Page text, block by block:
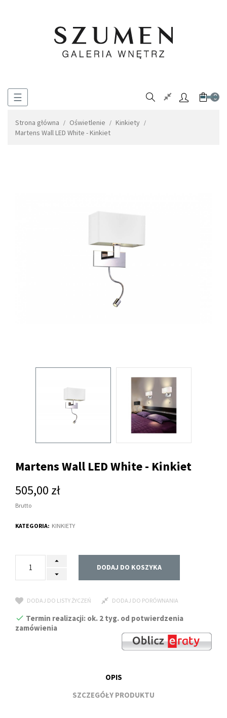
Toggle
☰ 0
Strona główna Oświetlenie
Kinkiety
Martens Wall LED White - Kinkiet
Martens Wall LED White - Kinkiet
505,00 zł
Brutto
KATEGORIA: KINKIETY
DODAJ DO KOSZYKA
DODAJ DO LISTY ŻYCZEŃ DODAJ DO PORÓWNANIA
Termin realizacji: ok. 2 tyg. od potwierdzenia
zamówienia
OPIS
SZCZEGÓŁY PRODUKTU